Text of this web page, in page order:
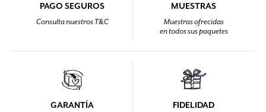
PAGO SEGUROS
Consulta nuestros T&C
MUESTRAS
Muestras ofrecidas
en todos sus paquetes
GARANTÍA FIDELIDAD